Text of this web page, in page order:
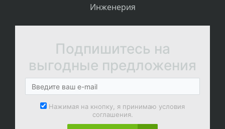
Инженерия
Подпишитесь на
выгодные предложения
Нажимая на кнопку, я принимаю условия
соглашения.